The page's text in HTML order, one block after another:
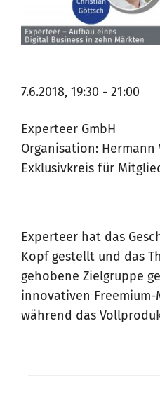
7.6.2018, 19:30 - 21:00
Experteer GmbH
Organisation: Hermann
Exklusivkreis für
Experteer hat das
Kopf gestellt und das
gehobene Zielgruppe
innovativen
während das